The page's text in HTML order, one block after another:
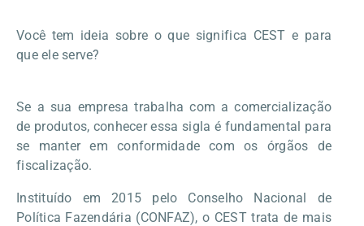
Você tem ideia sobre o que significa CEST e para
que ele serve?
Se a sua empresa trabalha com a comercialização
de produtos, conhecer essa sigla é fundamental para
se manter em conformidade com os órgãos de
fiscalização.
Instituído em 2015 pelo Conselho Nacional de
Política Fazendária (CONFAZ), o CEST trata de mais